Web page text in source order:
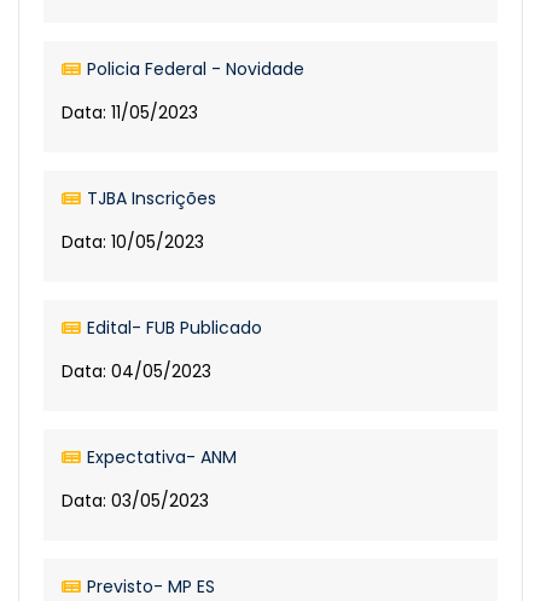
Policia Federal - Novidade
Data: 11/05/2023
TJBA Inscrições
Data: 10/05/2023
Edital- FUB Publicado
Data: 04/05/2023
Expectativa- ANM
Data: 03/05/2023
Previsto- MP ES